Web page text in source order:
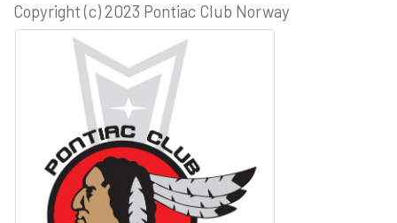
Copyright (c) 2023 Pontiac Club Norway